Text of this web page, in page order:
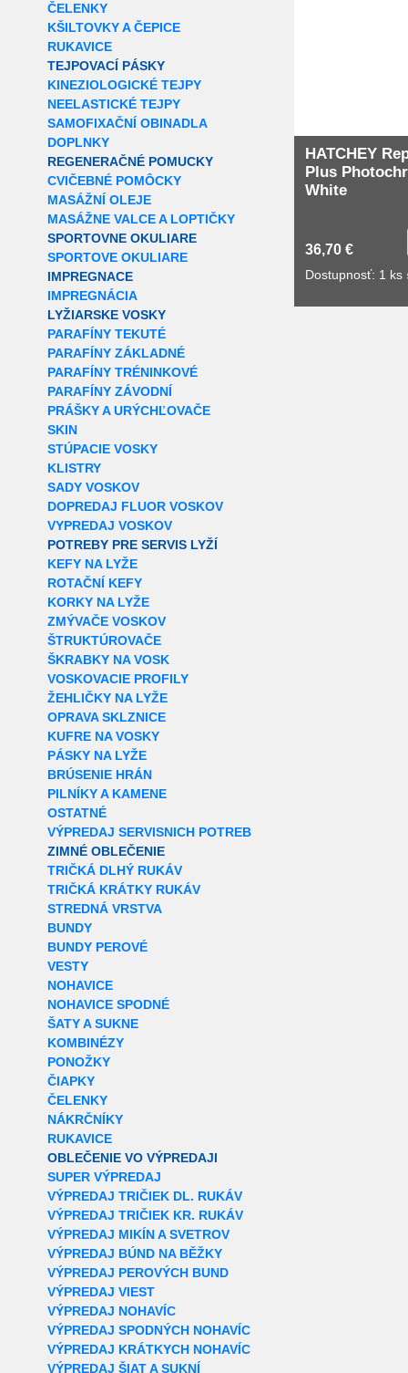
ČELENKY
KŠILTOVKY A ČEPICE
RUKAVICE
TEJPOVACÍ PÁSKY
KINEZIOLOGICKÉ TEJPY
NEELASTICKÉ TEJPY
SAMOFIXAČNÍ OBINADLA
DOPLNKY
REGENERAČNÉ POMUCKY
CVIČEBNÉ POMÔCKY
MASÁŽNÍ OLEJE
MASÁŽNE VALCE A LOPTIČKY
SPORTOVNE OKULIARE
SPORTOVE OKULIARE
IMPREGNACE
IMPREGNÁCIA
LYŽIARSKE VOSKY
PARAFÍNY TEKUTÉ
PARAFÍNY ZÁKLADNÉ
PARAFÍNY TRÉNINKOVÉ
PARAFÍNY ZÁVODNÍ
PRÁŠKY A URÝCHĽOVAČE
SKIN
STÚPACIE VOSKY
KLISTRY
SADY VOSKOV
DOPREDAJ FLUOR VOSKOV
VYPREDAJ VOSKOV
POTREBY PRE SERVIS LYŽÍ
KEFY NA LYŽE
ROTAČNÍ KEFY
KORKY NA LYŽE
ZMÝVAČE VOSKOV
ŠTRUKTÚROVAČE
ŠKRABKY NA VOSK
VOSKOVACIE PROFILY
ŽEHLIČKY NA LYŽE
OPRAVA SKLZNICE
KUFRE NA VOSKY
PÁSKY NA LYŽE
BRÚSENIE HRÁN
PILNÍKY A KAMENE
OSTATNÉ
VÝPREDAJ SERVISNICH POTREB
ZIMNÉ OBLEČENIE
TRIČKÁ DLHÝ RUKÁV
TRIČKÁ KRÁTKY RUKÁV
STREDNÁ VRSTVA
BUNDY
BUNDY PEROVÉ
VESTY
NOHAVICE
NOHAVICE SPODNÉ
ŠATY A SUKNE
KOMBINÉZY
PONOŽKY
ČIAPKY
ČELENKY
NÁKRČNÍKY
RUKAVICE
OBLEČENIE VO VÝPREDAJI
SUPER VÝPREDAJ
VÝPREDAJ TRIČIEK DL. RUKÁV
VÝPREDAJ TRIČIEK KR. RUKÁV
VÝPREDAJ MIKÍN A SVETROV
VÝPREDAJ BÚND NA BĚŽKY
VÝPREDAJ PEROVÝCH BUND
VÝPREDAJ VIEST
VÝPREDAJ NOHAVÍC
VÝPREDAJ SPODNÝCH NOHAVÍC
VÝPREDAJ KRÁTKYCH NOHAVÍC
VÝPREDAJ ŠIAT A SUKNÍ
HATCHEY
Plus
White
36,70 €
Dostupnosť: 1 ks